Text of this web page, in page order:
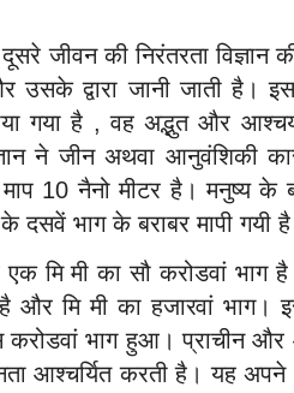
जीवन की निरंतरता विज्ञान
द्वारा जानी जाती है।
गया है , वह अद्भुत और
ने जीन अथवा आनुवंशिकी
10 नैनो मीटर है। मनुष्‍य के
के दसवें भाग के बराबर मापी गयी
एक मि मी का सौ करोडवां भाग
और मि मी का हजारवां भाग।
करोडवां भाग हुआ। प्राचीन और
आ‍श्‍चर्यित करती है। यह अपने